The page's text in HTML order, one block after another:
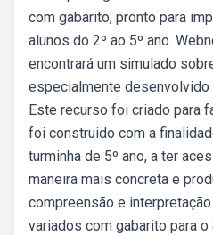
com gabarito, pronto para
alunos do 2º ao 5º ano.
encontrará um simulado
especialmente desenvolvido
Este recurso foi criado para
foi construido com a
turminha de 5º ano, a ter
maneira mais concreta e
compreensão e
variados com gabarito para o